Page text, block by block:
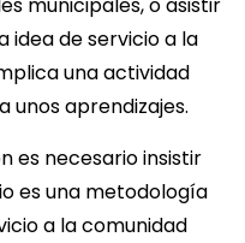
idea de servicio a la
una actividad
unos aprendizajes.
es necesario insistir
es una metodología
a la comunidad